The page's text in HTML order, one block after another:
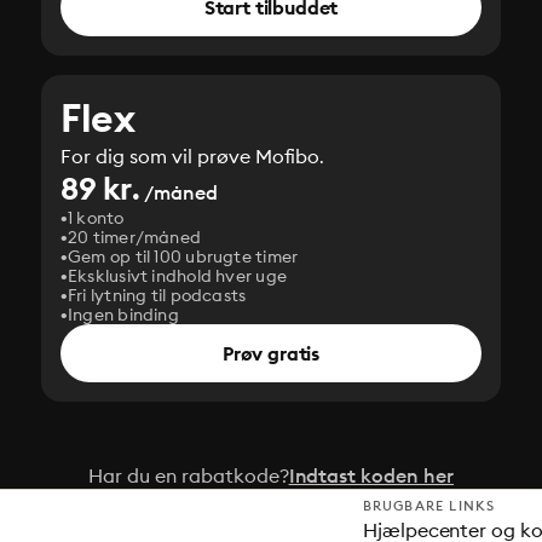
Start tilbuddet
Flex
For dig som vil prøve Mofibo.
89 kr. /måned
1 konto
20 timer/måned
Gem op til 100 ubrugte timer
Eksklusivt indhold hver uge
Fri lytning til podcasts
Ingen binding
Prøv gratis
Har du en rabatkode?Indtast koden her
BRUGBARE LINKS
Hjælpecenter og